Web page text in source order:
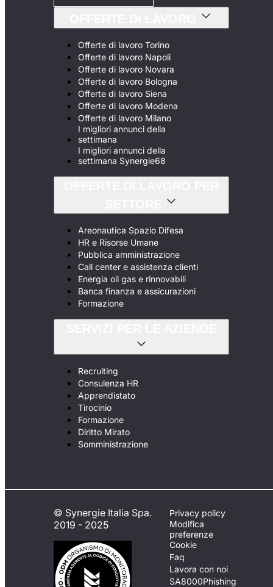
Offerte di lavoro Torino
Offerte di lavoro Napoli
Offerte di lavoro Novara
Offerte di lavoro Bologna
Offerte di lavoro Siena
Offerte di lavoro Modena
Offerte di lavoro Milano
I migliori annunci della
settimana
I migliori annunci della
settimana Synergie68
Areonautica Spazio Difesa
HR e Risorse Umane
Pubblica amministrazione
Call center e assistenza clienti
Energia oil gas e rinnovabili
Banca finanza e assicurazioni
Formazione
Recruiting
Consulenza HR
Apprendistato
Tirocinio
Formazione
Diritto Mirato
Somministrazione
© Synergie Italia Spa.
2019 - 2025
Privacy policy
Modifica
preferenze
Cookie
Faq
Lavora con noi
SA8000Phishing